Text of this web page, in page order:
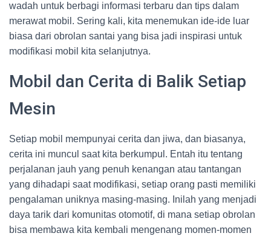
wadah untuk berbagi informasi terbaru dan tips dalam
merawat mobil. Sering kali, kita menemukan ide-ide luar
biasa dari obrolan santai yang bisa jadi inspirasi untuk
modifikasi mobil kita selanjutnya.
Mobil dan Cerita di Balik Setiap
Mesin
Setiap mobil mempunyai cerita dan jiwa, dan biasanya,
cerita ini muncul saat kita berkumpul. Entah itu tentang
perjalanan jauh yang penuh kenangan atau tantangan
yang dihadapi saat modifikasi, setiap orang pasti memiliki
pengalaman uniknya masing-masing. Inilah yang menjadi
daya tarik dari komunitas otomotif, di mana setiap obrolan
bisa membawa kita kembali mengenang momen-momen